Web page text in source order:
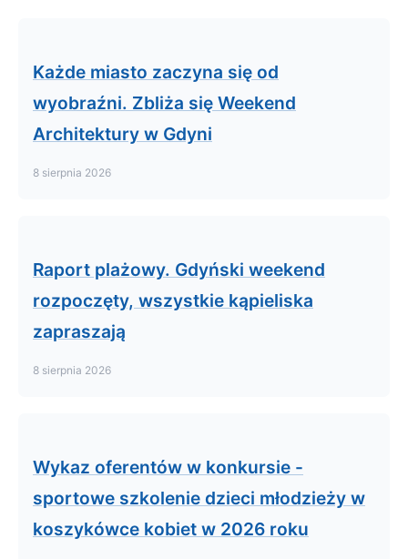
Każde miasto zaczyna się od
wyobraźni. Zbliża się Weekend
Architektury w Gdyni
8 sierpnia 2026
Raport plażowy. Gdyński weekend
rozpoczęty, wszystkie kąpieliska
zapraszają
8 sierpnia 2026
Wykaz oferentów w konkursie -
sportowe szkolenie dzieci młodzieży w
koszykówce kobiet w 2026 roku